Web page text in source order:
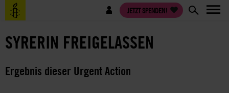
Direkt
zum
Benutzermenü JETZT SPENDEN!
SYRERIN FREIGELASSEN
Ergebnis dieser Urgent Action